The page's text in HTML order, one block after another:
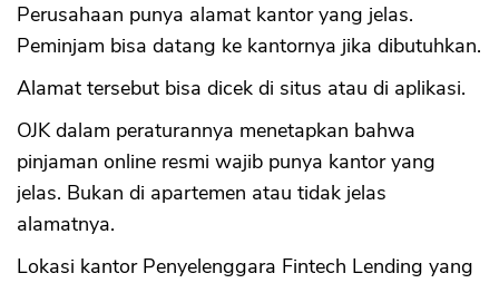
Perusahaan punya alamat kantor yang jelas.
Peminjam bisa datang ke kantornya jika dibutuhkan.
Alamat tersebut bisa dicek di situs atau di aplikasi.
OJK dalam peraturannya menetapkan bahwa
pinjaman online resmi wajib punya kantor yang
jelas. Bukan di apartemen atau tidak jelas
alamatnya.
Lokasi kantor Penyelenggara Fintech Lending yang